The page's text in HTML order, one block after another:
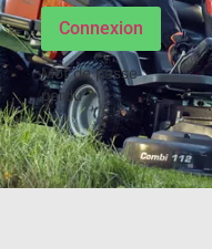
Connexion
Mot de passe
perdu ?